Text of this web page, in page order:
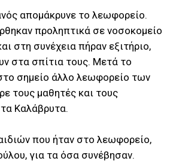
απομάκρυνε το λεωφορείο.
προληπτικά σε νοσοκομείο
στη συνέχεια πήραν εξιτήριο,
στα σπίτια τους. Μετά το
σημείο άλλο λεωφορείο των
τους μαθητές και τους
Καλάβρυτα.
που ήταν στο λεωφορείο,
για τα όσα συνέβησαν.